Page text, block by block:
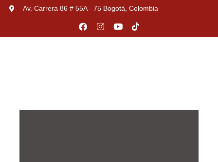
Av. Carrera 86 # 55A - 75 Bogotá, Colombia